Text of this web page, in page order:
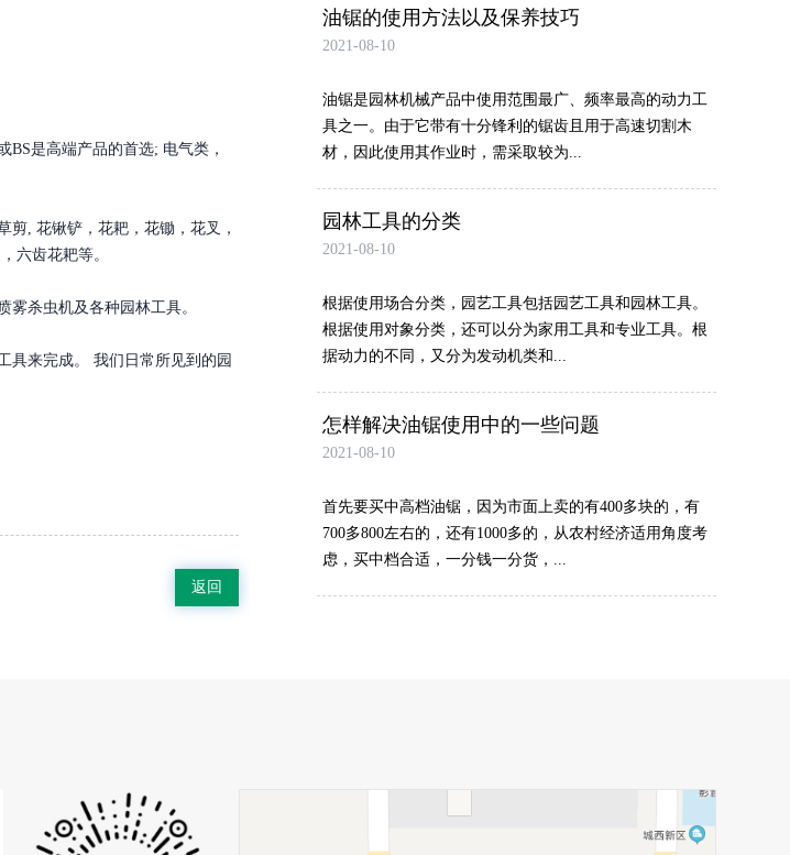
是高端产品的首选; 电气类，
剪, 花锹铲，花耙，花锄，花叉，
六齿花耙等。
杀虫机及各种园林工具。
具来完成。 我们日常所见到的园
返回
油锯的使用方法以及保养技巧
2021-08-10
油锯是园林机械产品中使用范围最广、频率最高的动力工
具之一。由于它带有十分锋利的锯齿且用于高速切割木
材，因此使用其作业时，需采取较为...
园林工具的分类
2021-08-10
根据使用场合分类，园艺工具包括园艺工具和园林工具。
根据使用对象分类，还可以分为家用工具和专业工具。根
据动力的不同，又分为发动机类和...
怎样解决油锯使用中的一些问题
2021-08-10
首先要买中高档油锯，因为市面上卖的有400多块的，有
700多800左右的，还有1000多的，从农村经济适用角度考
虑，买中档合适，一分钱一分货，...